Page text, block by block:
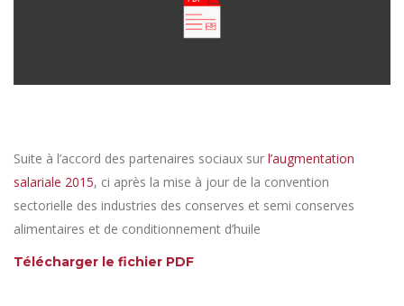
Suite à l’accord des partenaires sociaux sur l’augmentation
salariale 2015, ci après la mise à jour de la convention
sectorielle des industries des conserves et semi conserves
alimentaires et de conditionnement d’huile
Télécharger le fichier PDF